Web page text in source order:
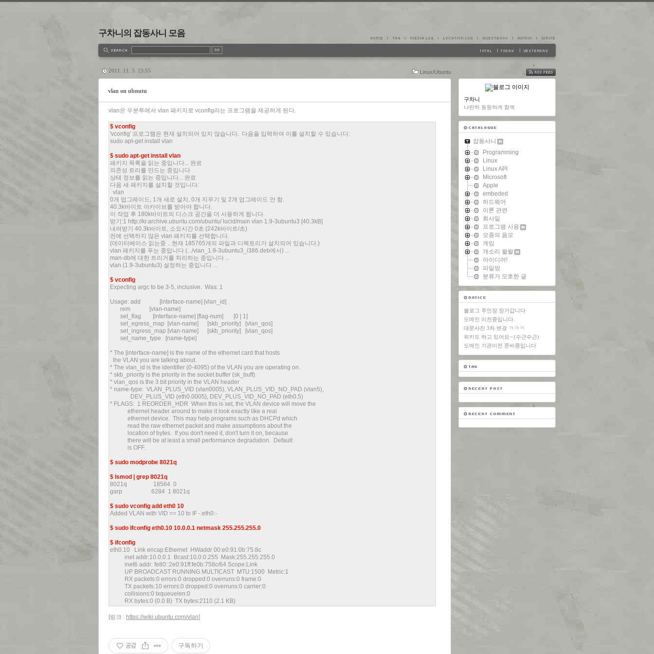
구차니의 잡동사니 모음
Linux/Ubuntu
2011. 11. 5. 23:55
vlan on ubnutu
vlan은 우분투에서 vlan 패키지로 vconfig라는 프로그램을 제공하게 된다.
$ vconfig
'vconfig' 프로그램은 현재 설치되어 있지 않습니다. 다음을 입력하여 이를 설치할 수 있습니다:
sudo apt-get install vlan
$ sudo apt-get install vlan
패키지 목록을 읽는 중입니다... 완료
의존성 트리를 만드는 중입니다
상태 정보를 읽는 중입니다... 완료
다음 새 패키지를 설치할 것입니다:
vlan
0개 업그레이드, 1개 새로 설치, 0개 지우기 및 2개 업그레이드 안 함.
40.3k바이트 아카이브를 받아야 합니다.
이 작업 후 180k바이트의 디스크 공간을 더 사용하게 됩니다.
받기:1 http://kr.archive.ubuntu.com/ubuntu/ lucid/main vlan 1.9-3ubuntu3 [40.3kB]
내려받기 40.3k바이트, 소요시간 0초 (242k바이트/초)
전에 선택하지 않은 vlan 패키지를 선택합니다.
(데이터베이스 읽는중 ...현재 185765개의 파일과 디렉토리가 설치되어 있습니다.)
vlan 패키지를 푸는 중입니다 (.../vlan_1.9-3ubuntu3_i386.deb에서) ...
man-db에 대한 트리거를 처리하는 중입니다 ...
vlan (1.9-3ubuntu3) 설정하는 중입니다 ...
$ vconfig
Expecting argc to be 3-5, inclusive. Was: 1
Usage: add [interface-name] [vlan_id]
rem [vlan-name]
set_flag [interface-name] [flag-num] [0 | 1]
set_egress_map [vlan-name] [skb_priority] [vlan_qos]
set_ingress_map [vlan-name] [skb_priority] [vlan_qos]
set_name_type [name-type]
* The [interface-name] is the name of the ethernet card that hosts
the VLAN you are talking about.
* The vlan_id is the identifier (0-4095) of the VLAN you are operating on.
* skb_priority is the priority in the socket buffer (sk_buff).
* vlan_qos is the 3 bit priority in the VLAN header
* name-type: VLAN_PLUS_VID (vlan0005), VLAN_PLUS_VID_NO_PAD (vlan5),
DEV_PLUS_VID (eth0.0005), DEV_PLUS_VID_NO_PAD (eth0.5)
* FLAGS: 1 REORDER_HDR When this is set, the VLAN device will move the
ethernet header around to make it look exactly like a real
ethernet device. This may help programs such as DHCPd which
read the raw ethernet packet and make assumptions about the
location of bytes. If you don't need it, don't turn it on, because
there will be at least a small performance degradation. Default
is OFF.
$ sudo modprobe 8021q
$ lsmod | grep 8021q
8021q 18564 0
garp 6284 1 8021q
$ sudo vconfig add eth0 10
Added VLAN with VID == 10 to IF -:eth0:-
$ sudo ifconfig eth0.10 10.0.0.1 netmask 255.255.255.0
$ ifconfig
eth0.10 Link encap:Ethernet HWaddr 00:e0:91:0b:75:8c
inet addr:10.0.0.1 Bcast:10.0.0.255 Mask:255.255.255.0
inet6 addr: fe80::2e0:91ff:fe0b:758c/64 Scope:Link
UP BROADCAST RUNNING MULTICAST MTU:1500 Metric:1
RX packets:0 errors:0 dropped:0 overruns:0 frame:0
TX packets:10 errors:0 dropped:0 overruns:0 carrier:0
collisions:0 txqueuelen:0
RX bytes:0 (0.0 B) TX bytes:2110 (2.1 KB)
[링크 : https://wiki.ubuntu.com/vlan]
공감 구독하기
FEED
구차니
나란히 동등하게 함께
잡동사니
Programming
Linux
Linux API
Microsoft
Apple
embeded
하드웨어
이론 관련
회사일
프로그램 사용
모종의 음모
게임
개소리 왈왈
아이디어!
파일방
분류가 모호한 글
블로그 주인장 장가갑니다
도메인 이전중입니다.
대문사진 3차 변경 ㅋㅋㅋ
위키도 하고 있어요~ (수근수근)
도메인 기관이전 준비중입니다